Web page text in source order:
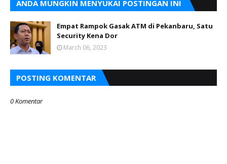
ANDA MUNGKIN MENYUKAI POSTINGAN INI
Empat Rampok Gasak ATM di Pekanbaru, Satu
Security Kena Dor
March 06, 2023
POSTING KOMENTAR
0 Komentar